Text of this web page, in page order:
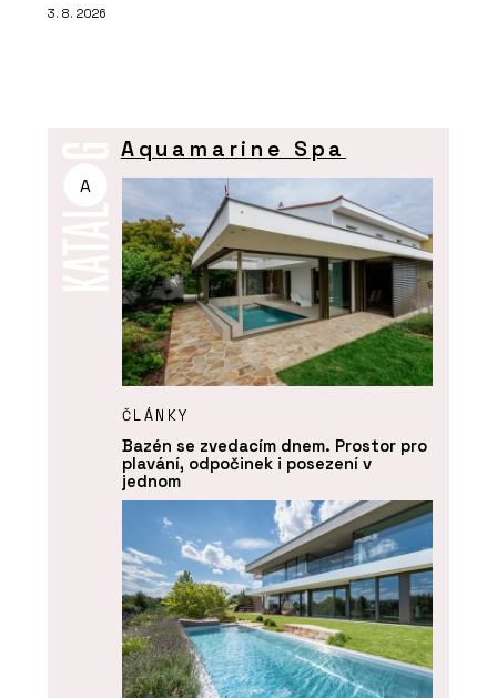
3. 8. 2026
A
Aquamarine Spa
ČLÁNKY
Bazén se zvedacím dnem. Prostor pro
plavání, odpočinek i posezení v
jednom